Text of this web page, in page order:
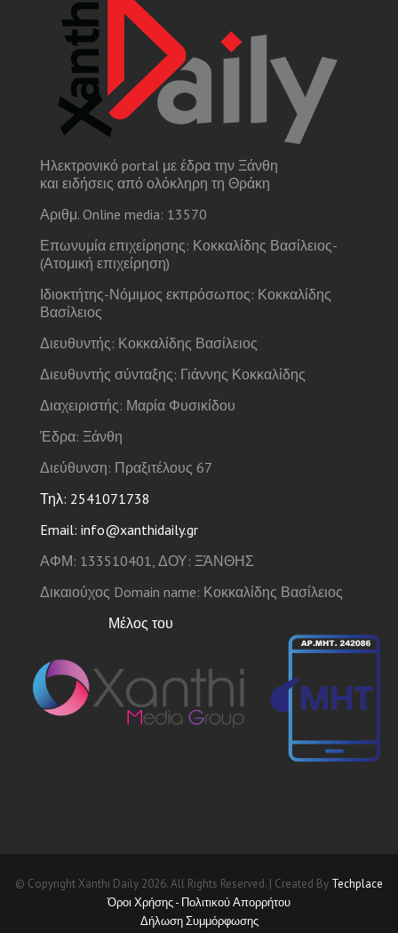
Ηλεκτρονικό portal με έδρα την Ξάνθη
και ειδήσεις από ολόκληρη τη Θράκη
Αριθμ. Online media: 13570
Επωνυμία επιχείρησης: Κοκκαλίδης Βασίλειος-
(Ατομική επιχείρηση)
Ιδιοκτήτης-Νόμιμος εκπρόσωπος: Κοκκαλίδης
Βασίλειος
Διευθυντής: Κοκκαλίδης Βασίλειος
Διευθυντής σύνταξης: Γιάννης Κοκκαλίδης
Διαχειριστής: Μαρία Φυσικίδου
Έδρα: Ξάνθη
Διεύθυνση: Πραξιτέλους 67
Τηλ: 2541071738
Email: info@xanthidaily.gr
ΑΦΜ: 133510401, ΔΟΥ: ΞΆΝΘΗΣ
Δικαιούχος Domain name: Κοκκαλίδης Βασίλειος
Μέλος του
© Copyright Xanthi Daily 2026. All Rights Reserved. | Created By Techplace
Όροι Χρήσης - Πολιτικού Απορρήτου
Δήλωση Συμμόρφωσης